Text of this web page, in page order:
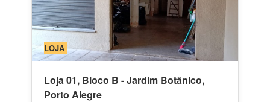
LOJA
Loja 01, Bloco B - Jardim Botânico,
Porto Alegre